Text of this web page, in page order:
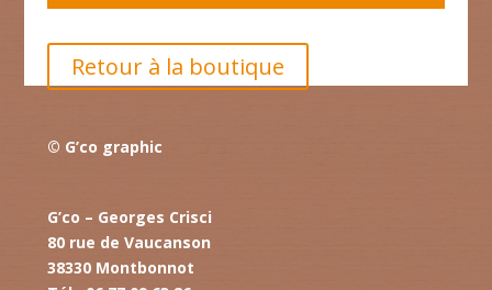
Retour à la boutique
© G’co graphic
G’co – Georges Crisci
80 rue de Vaucanson
38330 Montbonnot